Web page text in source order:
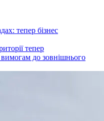
тепер бізнес
тепер
вимогам до зовнішнього